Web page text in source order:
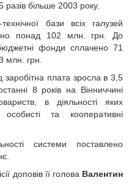
більше 2003 року.
бази всіх галузей
понад 102 млн. грн. До
фонди сплачено 71
млн. грн.
заробітна плата зросла в 3,5
8 років на Вінниччині
в діяльності яких
та кооперативні
системи поставлено
доповів її голова Валентин